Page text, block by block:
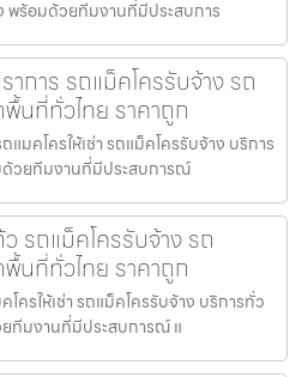
พร้อมด้วยทีมงานที่มีประสบการ
การ รถแม็คโครรับจ้าง รถ
พื้นที่ทั่วไทย ราคาถูก
มคโครให้เช่า รถแม็คโครรับจ้าง บริการ
ด้วยทีมงานที่มีประสบการณ์
รถแม็คโครรับจ้าง รถ
พื้นที่ทั่วไทย ราคาถูก
ครให้เช่า รถแม็คโครรับจ้าง บริการทั่ว
ยทีมงานที่มีประสบการณ์ แ